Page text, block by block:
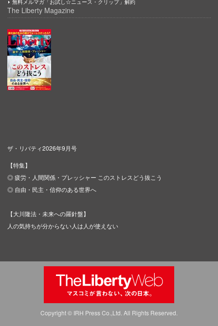
The Liberty Magazine
ザ・リバティ2026年9月号
【特集】
◎ 疲労・人間関係・プレッシャー このストレスどう抜こう
◎ 自由・民主・信仰のある世界へ
【大川隆法・未来への羅針盤】
人の気持ちが分からない人は人が使えない
Copyright © IRH Press Co.,Ltd. All Rights Reserved.